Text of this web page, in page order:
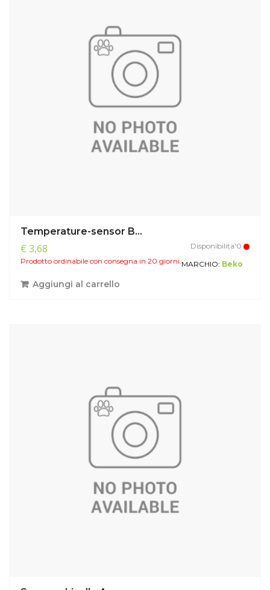
Temperature-sensor B...
€ 3,68
Disponibilita'0
Prodotto ordinabile con consegna in 20 giorni.MARCHIO: Beko
Aggiungi al carrello